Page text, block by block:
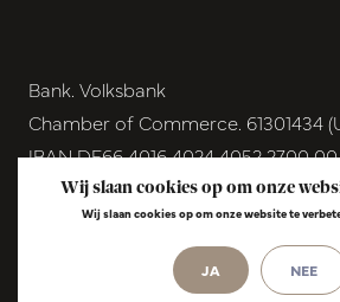
Bank. Volksbank
Chamber of Commerce. 61301434
IBAN DE66 4016 4024 4052 2700 00
BIC GENODEM1GRN
VAT NL854291040B01
© Copyright 2026 - Umo Art &
Wij slaan cookies op om onze
Wij slaan cookies op om onze website te
JA NEE